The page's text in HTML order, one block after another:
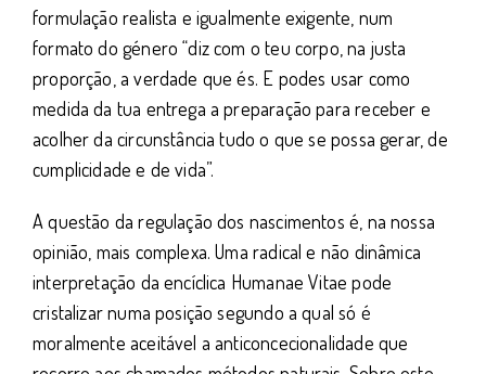
formulação realista e igualmente exigente, num
formato do género “diz com o teu corpo, na justa
proporção, a verdade que és. E podes usar como
medida da tua entrega a preparação para receber e
acolher da circunstância tudo o que se possa gerar, de
cumplicidade e de vida”.
A questão da regulação dos nascimentos é, na nossa
opinião, mais complexa. Uma radical e não dinâmica
interpretação da encíclica Humanae Vitae pode
cristalizar numa posição segundo a qual só é
moralmente aceitável a anticoncecionalidade que